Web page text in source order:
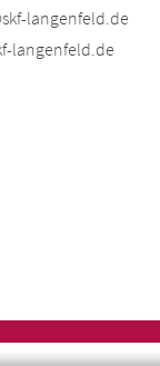
langenfeld.de
langenfeld.de